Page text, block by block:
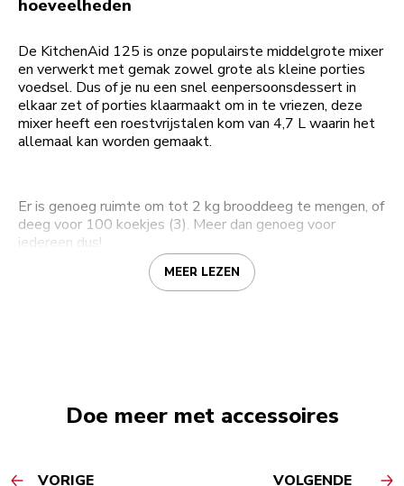
hoeveelheden
De KitchenAid 125 is onze populairste middelgrote mixer
en verwerkt met gemak zowel grote als kleine porties
voedsel. Dus of je nu een snel eenpersoonsdessert in
elkaar zet of porties klaarmaakt om in te vriezen, deze
mixer heeft een roestvrijstalen kom van 4,7 L waarin het
allemaal kan worden gemaakt.
Er is genoeg ruimte om tot 2 kg brooddeeg te mengen, of
deeg voor 100 koekjes (3). Meer dan genoeg voor
iedereen dus!
MEER LEZEN
Doe meer met accessoires
VORIGE VOLGENDE